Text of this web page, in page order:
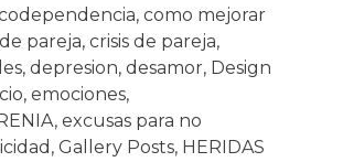
, como mejorar
pareja, crisis de pareja,
, depresion, desamor, Design
, emociones,
, excusas para no
, Gallery Posts, HERIDAS